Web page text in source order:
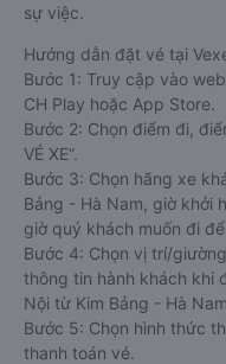
sự việc.
Hướng dẫn đặt vé tại
Bước 1: Truy cập vào
CH Play hoặc App Store.
Bước 2: Chọn điểm đi,
VÉ XE”.
Bước 3: Chọn hãng xe
Bảng - Hà Nam, giờ khởi
giờ quý khách muốn đi
Bước 4: Chọn vị trí/
thông tin hành khách khi
Nội từ Kim Bảng - Hà Nam
Bước 5: Chọn hình thức
thanh toán vé.